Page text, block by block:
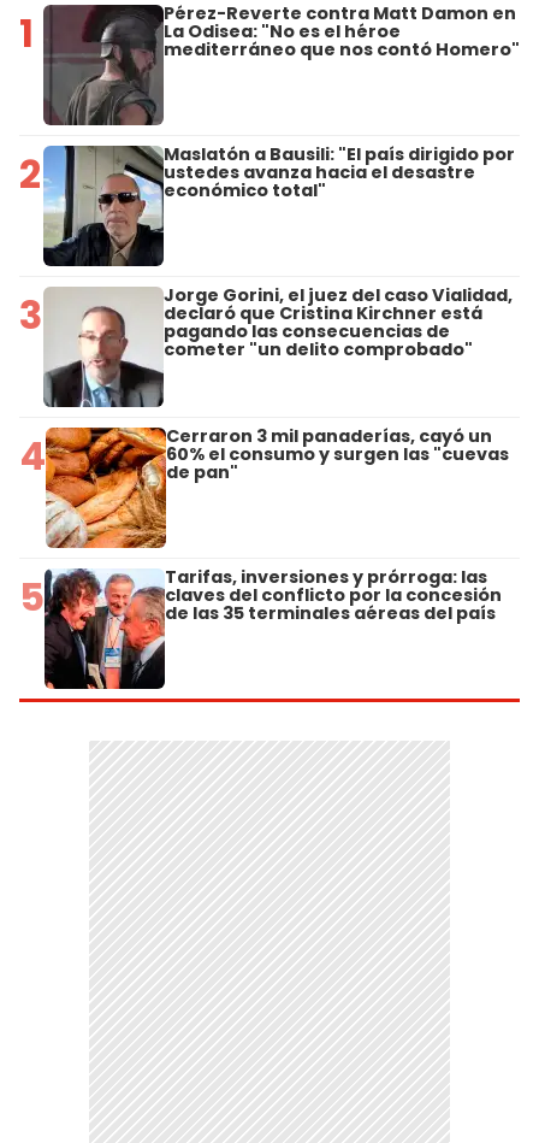
1 Pérez-Reverte contra Matt Damon en
La Odisea: "No es el héroe
mediterráneo que nos contó Homero"
2 Maslatón a Bausili: "El país dirigido por
ustedes avanza hacia el desastre
económico total"
3 Jorge Gorini, el juez del caso Vialidad,
declaró que Cristina Kirchner está
pagando las consecuencias de
cometer "un delito comprobado"
4 Cerraron 3 mil panaderías, cayó un
60% el consumo y surgen las "cuevas
de pan"
5 Tarifas, inversiones y prórroga: las
claves del conflicto por la concesión
de las 35 terminales aéreas del país